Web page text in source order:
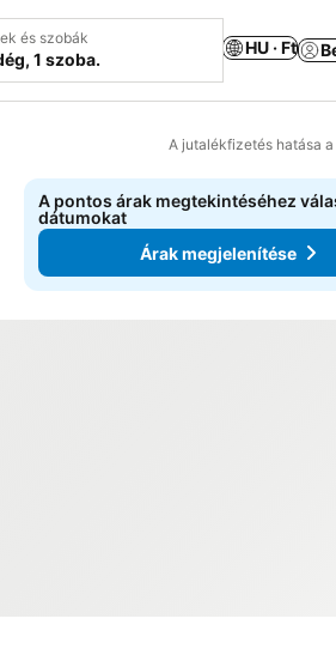
és szobák
1 szoba.
HU · Ft
A jutalékfizetés hatása
a kedvencekhez
A pontos árak megtekintéséhez
dátumokat
Árak megjelenítése